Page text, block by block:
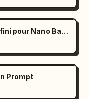
Générateur de texte décoratif infini pour Nano Banana 2
Prompt